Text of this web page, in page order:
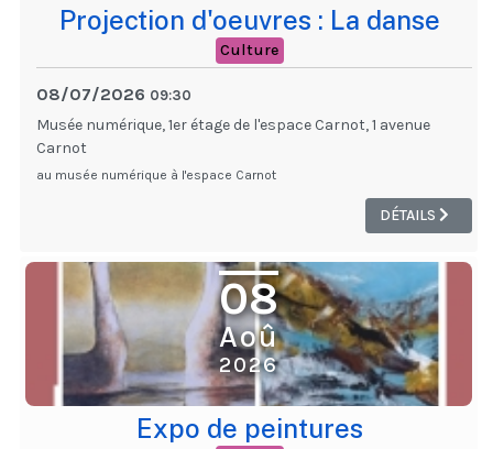
Projection d'oeuvres : La danse
Culture
08/07/2026 09:30
Musée numérique, 1er étage de l'espace Carnot, 1 avenue
Carnot
au musée numérique à l'espace Carnot
DÉTAILS
08
Aoû
2026
Expo de peintures